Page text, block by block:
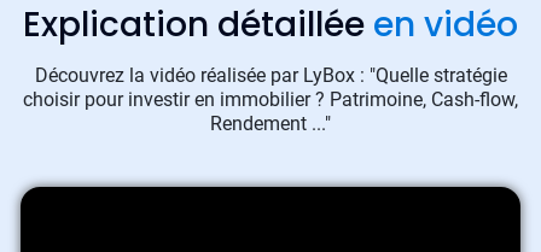
Explication détaillée en vidéo
Découvrez la vidéo réalisée par LyBox : "Quelle stratégie
choisir pour investir en immobilier ? Patrimoine, Cash-flow,
Rendement ..."